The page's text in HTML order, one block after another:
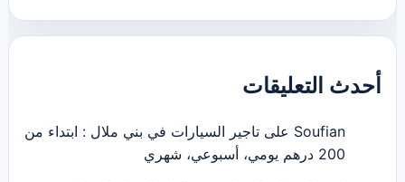
أحدث التعليقات
Soufian على تاجير السيارات في بني ملال : ابتداء من
200 درهم يومي، أسبوعي، شهري